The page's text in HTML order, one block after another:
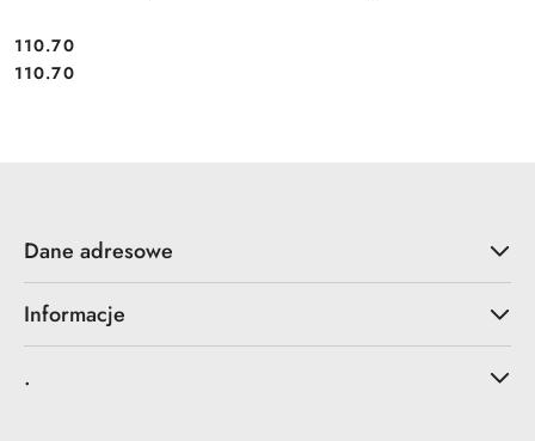
Cena:
110.70
Cena:
110.70
Dane adresowe
Informacje
.